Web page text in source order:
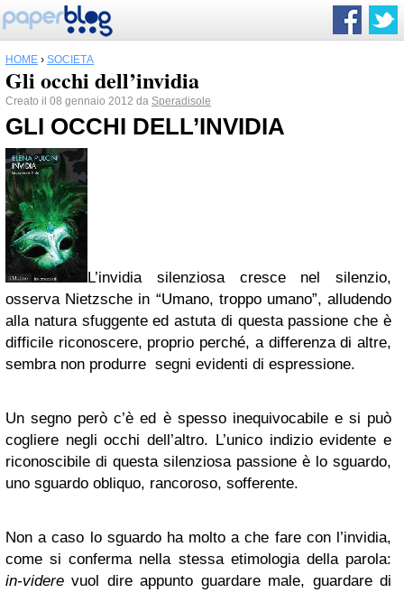
HOME › SOCIETÀ
Gli occhi dell’invidia
Creato il 08 gennaio 2012 da Speradisole
GLI OCCHI DELL’INVIDIA
L’invidia silenziosa cresce nel silenzio,
osserva Nietzsche in “Umano, troppo umano”, alludendo
alla natura sfuggente ed astuta di questa passione che è
difficile riconoscere, proprio perché, a differenza di altre,
sembra non produrre segni evidenti di espressione.
Un segno però c’è ed è spesso inequivocabile e si può
cogliere negli occhi dell’altro. L’unico indizio evidente e
riconoscibile di questa silenziosa passione è lo sguardo,
uno sguardo obliquo, rancoroso, sofferente.
Non a caso lo sguardo ha molto a che fare con l’invidia,
come si conferma nella stessa etimologia della parola:
in-videre vuol dire appunto guardare male, guardare di